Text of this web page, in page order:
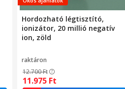
Hordozható légtisztító,
ionizátor, 20 millió negatív
ion, zöld
raktáron
12.700Ft
11.975 Ft